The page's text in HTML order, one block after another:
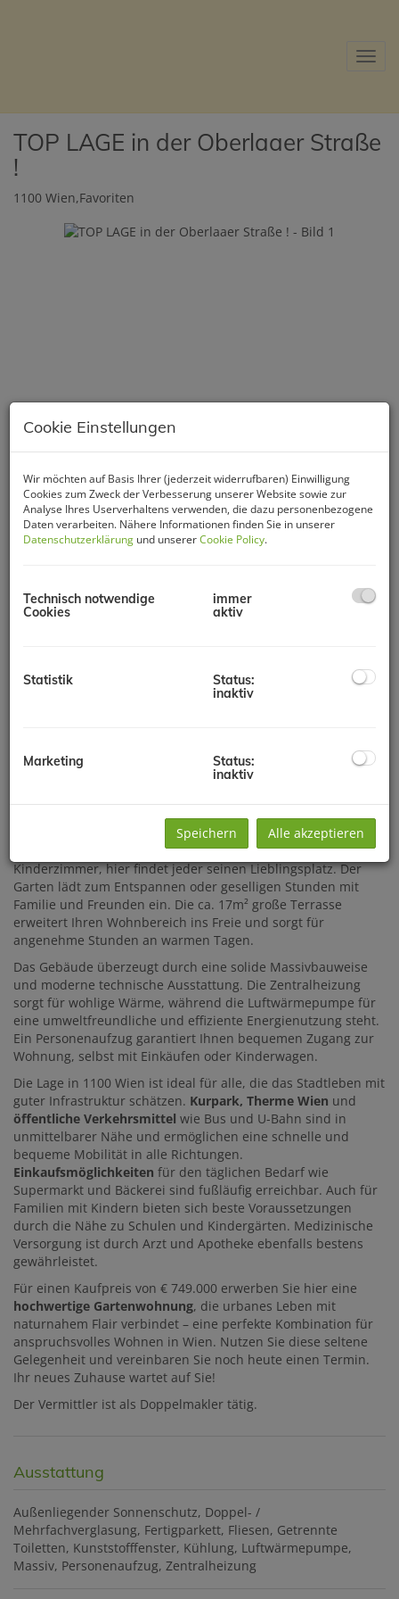
TOP LAGE in der Oberlaaer Straße
!
1100 Wien,Favoriten
Eigentums- und Vorsorgewohnungen!Sie legen Wert auf ein
Wohneinheiten
mit der Möglichkeit sich ein Stück
Gartenfläche mit ca. 120m² zu pachten. Das eigene Gemüse
Mit gut geschnittenen Zimmern bietet diese Immobilie
ausreichend Raum für individuelle Gestaltungsmöglichkeiten
– ob gemütliches Wohnzimmer, Arbeitszimmer oder
Kinderzimmer, hier findet jeder seinen Lieblingsplatz. Der
Garten lädt zum Entspannen oder geselligen Stunden mit
Familie und Freunden ein. Die ca. 17m² große Terrasse
erweitert Ihren Wohnbereich ins Freie und sorgt für
angenehme Stunden an warmen Tagen.
Das Gebäude überzeugt durch eine solide Massivbauweise
und moderne technische Ausstattung. Die Zentralheizung
sorgt für wohlige Wärme, während die Luftwärmepumpe für
eine umweltfreundliche und effiziente Energienutzung steht.
Ein Personenaufzug garantiert Ihnen bequemen Zugang zur
Wohnung, selbst mit Einkäufen oder Kinderwagen.
Die Lage in 1100 Wien ist ideal für alle, die das Stadtleben mit
guter Infrastruktur schätzen. Kurpark, Therme Wien und
öffentliche Verkehrsmittel wie Bus und U-Bahn sind in
unmittelbarer Nähe und ermöglichen eine schnelle und
bequeme Mobilität in alle Richtungen.
Einkaufsmöglichkeiten für den täglichen Bedarf wie
Supermarkt und Bäckerei sind fußläufig erreichbar. Auch für
Familien mit Kindern bieten sich beste Voraussetzungen
durch die Nähe zu Schulen und Kindergärten. Medizinische
Versorgung ist durch Arzt und Apotheke ebenfalls bestens
gewährleistet.
Für einen Kaufpreis von € 749.000 erwerben Sie hier eine
hochwertige Gartenwohnung, die urbanes Leben mit
naturnahem Flair verbindet – eine perfekte Kombination für
anspruchsvolles Wohnen in Wien. Nutzen Sie diese seltene
Gelegenheit und vereinbaren Sie noch heute einen Termin.
Ihr neues Zuhause wartet auf Sie!
Der Vermittler ist als Doppelmakler tätig.
Ausstattung
Außenliegender Sonnenschutz Doppel- /
Mehrfachverglasung Fertigparkett Fliesen Getrennte
Toiletten Kunststofffenster Kühlung Luftwärmepumpe
Massiv Personenaufzug Zentralheizung
Cookie Einstellungen
Wir möchten auf Basis Ihrer (jederzeit widerrufbaren) Einwilligung
Cookies zum Zweck der Verbesserung unserer Website sowie zur
Analyse Ihres Userverhaltens verwenden, die dazu personenbezogene
Daten verarbeiten. Nähere Informationen finden Sie in unserer
Datenschutzerklärung und unsererCookie Policy.
Technisch notwendige
Cookies
immer
aktiv
Statistik
Status:
inaktiv
Marketing
Status:
inaktiv
Speichern Alle akzeptieren